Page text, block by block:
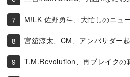
M!LK 佐野勇斗、大忙しのニュ
宮舘涼太、CM、アンバサダー
T.M.Revolution、再ブレイクの